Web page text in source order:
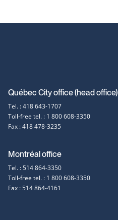
Contact
information
Québec City office (head office)
Tel. : 418 643-1707
Toll-free tel. : 1 800 608-3350
Fax : 418 478-3235
Montréal office
Tel. : 514 864-3350
Toll-free tel. : 1 800 608-3350
Fax : 514 864-4161